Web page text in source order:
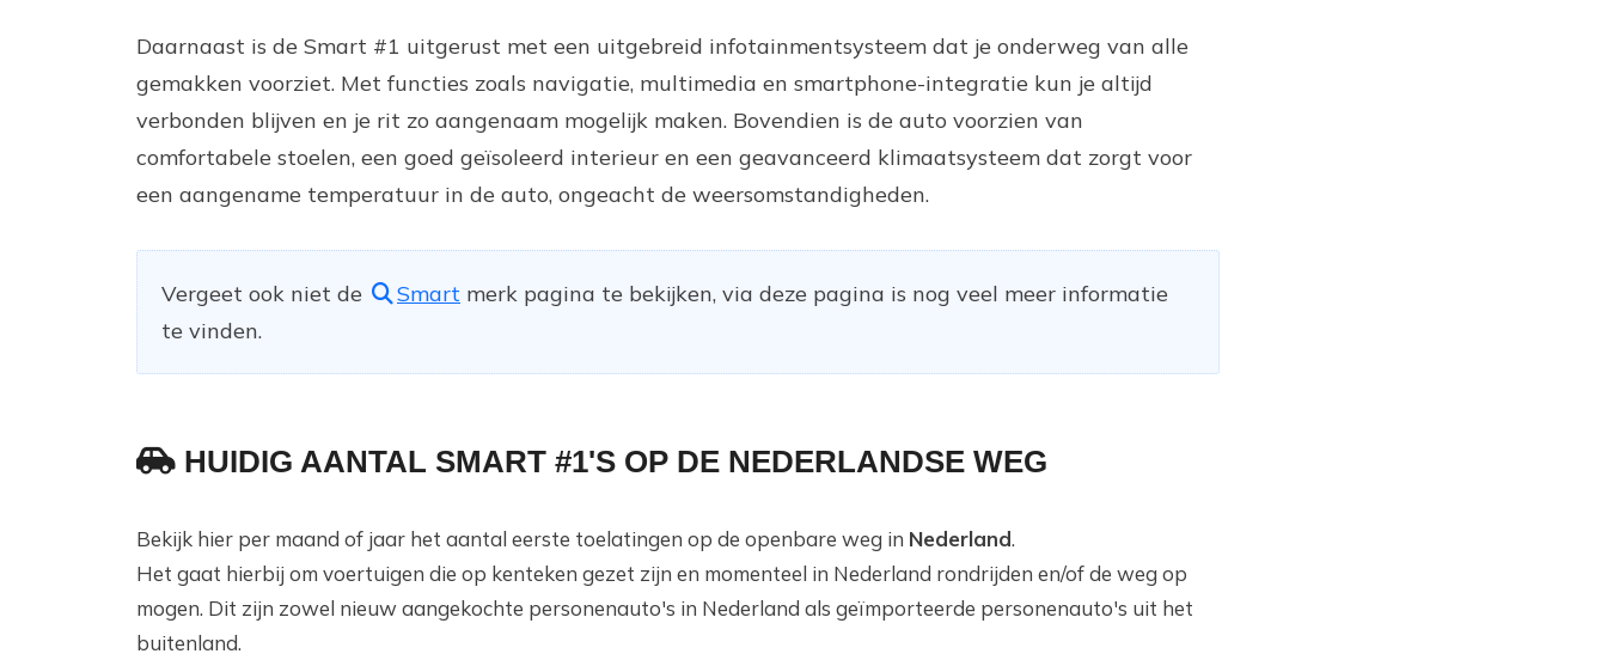
Daarnaast is de Smart #1 uitgerust met een uitgebreid infotainmentsysteem dat je onderweg van alle
gemakken voorziet. Met functies zoals navigatie, multimedia en smartphone-integratie kun je altijd
verbonden blijven en je rit zo aangenaam mogelijk maken. Bovendien is de auto voorzien van
comfortabele stoelen, een goed geïsoleerd interieur en een geavanceerd klimaatsysteem dat zorgt voor
een aangename temperatuur in de auto, ongeacht de weersomstandigheden.
Vergeet ook niet de Smart merk pagina te bekijken, via deze pagina is nog veel meer informatie
te vinden.
HUIDIG AANTAL SMART #1'S OP DE NEDERLANDSE WEG
Bekijk hier per maand of jaar het aantal eerste toelatingen op de openbare weg in Nederland.
Het gaat hierbij om voertuigen die op kenteken gezet zijn en momenteel in Nederland rondrijden en/of de weg op
mogen. Dit zijn zowel nieuw aangekochte personenauto's in Nederland als geïmporteerde personenauto's uit het
buitenland.